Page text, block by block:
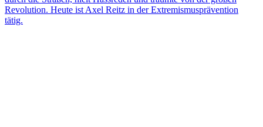
Revolution. Heute ist Axel Reitz in der Extremismusprävention
tätig.